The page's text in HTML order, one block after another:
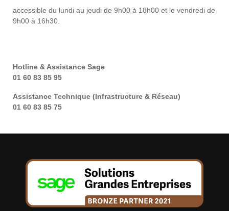
accessible du lundi au jeudi de 9h00 à 18h00 et le vendredi de
9h00 à 16h30.
Hotline & Assistance Sage
01 60 83 85 95
Assistance Technique (Infrastructure & Réseau)
01 60 83 85 75